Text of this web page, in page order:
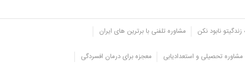
نابود نکن مشاوره تلفنی با برترین های ایران
مشاوره تحصیلی و استعدادیابی معجزه برای درمان افسردگی